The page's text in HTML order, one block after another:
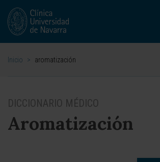
Inicio > aromatización
DICCIONARIO MÉDICO
Aromatización